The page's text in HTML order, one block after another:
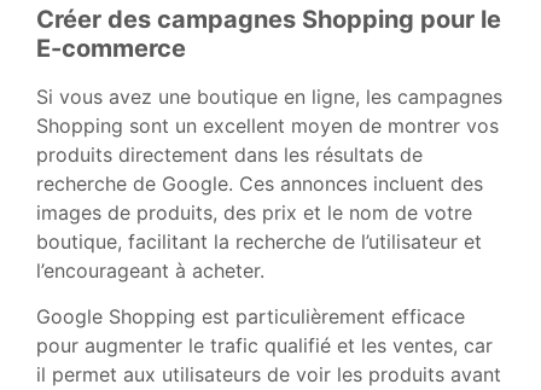
Créer des campagnes Shopping pour le
E-commerce
Si vous avez une boutique en ligne, les campagnes
Shopping sont un excellent moyen de montrer vos
produits directement dans les résultats de
recherche de Google. Ces annonces incluent des
images de produits, des prix et le nom de votre
boutique, facilitant la recherche de l’utilisateur et
l’encourageant à acheter.
Google Shopping est particulièrement efficace
pour augmenter le trafic qualifié et les ventes, car
il permet aux utilisateurs de voir les produits avant